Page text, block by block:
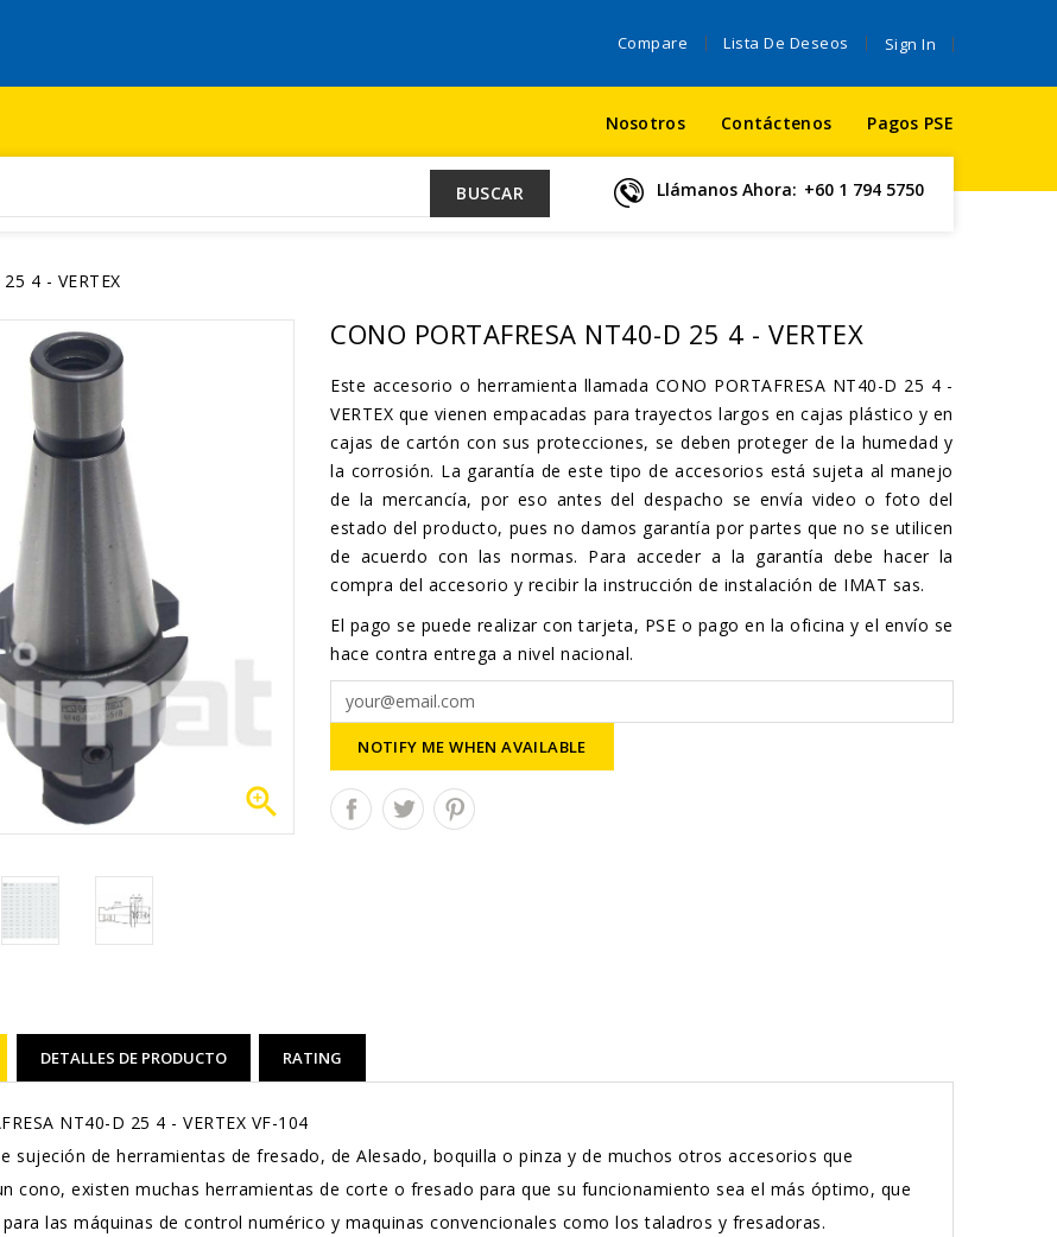
Sign In
Lista De Deseos
Compare
Nosotros Contáctenos Pagos PSE
BUSCAR Llámanos Ahora: +60 1 794 5750
4 - VERTEX

CONO PORTAFRESA NT40-D 25 4 - VERTEX
Este accesorio o herramienta llamada CONO PORTAFRESA NT40-D 25 4 -
VERTEX que vienen empacadas para trayectos largos en cajas plástico y en
cajas de cartón con sus protecciones, se deben proteger de la humedad y
la corrosión. La garantía de este tipo de accesorios está sujeta al manejo
de la mercancía, por eso antes del despacho se envía video o foto del
estado del producto, pues no damos garantía por partes que no se utilicen
de acuerdo con las normas. Para acceder a la garantía debe hacer la
compra del accesorio y recibir la instrucción de instalación de IMAT sas.
El pago se puede realizar con tarjeta, PSE o pago en la oficina y el envío se
hace contra entrega a nivel nacional.
NOTIFY ME WHEN AVAILABLE
DETALLES DE PRODUCTO RATING
NT40-D 25 4 - VERTEX VF-104
sujeción de herramientas de fresado, de Alesado, boquilla o pinza y de muchos otros accesorios que
cono, existen muchas herramientas de corte o fresado para que su funcionamiento sea el más óptimo, que
las máquinas de control numérico y maquinas convencionales como los taladros y fresadoras.